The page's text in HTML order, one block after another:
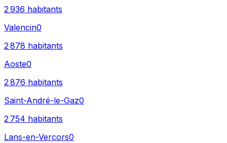
2 936 habitants
Valencin0
2 878 habitants
Aoste0
2 876 habitants
Saint-André-le-Gaz0
2 754 habitants
Lans-en-Vercors0